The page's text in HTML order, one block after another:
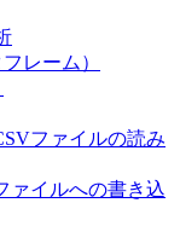
レーム）
ファイルの読み
ァイルへの書き込